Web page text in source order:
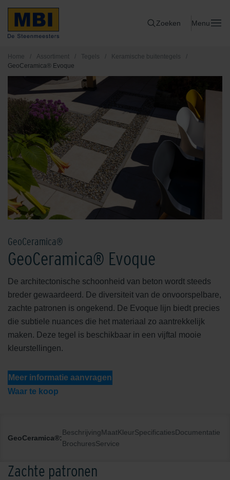
Zoeken Menu
Home / Assortiment / Tegels / Keramische buitentegels
/
GeoCeramica® Evoque
GeoCeramica®
GeoCeramica® Evoque
De architectonische schoonheid van beton wordt steeds
breder gewaardeerd. De diversiteit van de onvoorspelbare,
zachte patronen is ongekend. De Evoque lijn biedt precies
die subtiele nuances die het materiaal zo aantrekkelijk
maken. Deze tegel is beschikbaar in een vijftal mooie
kleurstellingen.
Meer informatie aanvragen
Waar te koop
GeoCeramica®:
BeschrijvingMaatKleurSpecificatiesDocumentatie
BrochuresService
Zachte patronen